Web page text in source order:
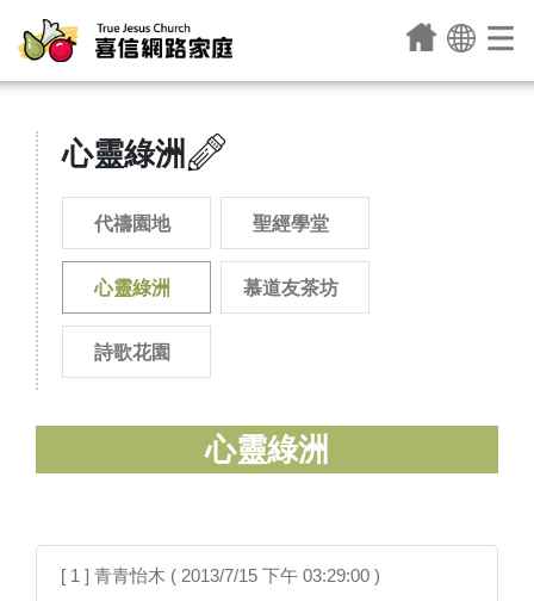
心靈綠洲
代禱園地 聖經學堂
心靈綠洲 慕道友茶坊
詩歌花園
心靈綠洲
[ 1 ] 青青怡木 ( 2013/7/15 下午 03:29:00 )